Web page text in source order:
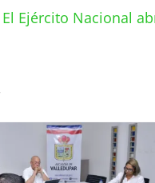
Ejército Nacional